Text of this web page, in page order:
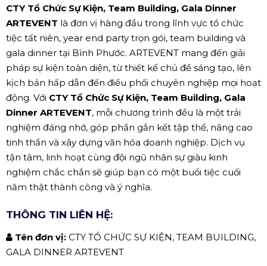
CTY Tổ Chức Sự Kiện, Team Building, Gala Dinner
ARTEVENT là đơn vị hàng đầu trong lĩnh vực tổ chức
tiệc tất niên, year end party trọn gói, team building và
gala dinner tại Bình Phước. ARTEVENT mang đến giải
pháp sự kiện toàn diện, từ thiết kế chủ đề sáng tạo, lên
kịch bản hấp dẫn đến điều phối chuyên nghiệp mọi hoạt
động. Với CTY Tổ Chức Sự Kiện, Team Building, Gala
Dinner ARTEVENT, mỗi chương trình đều là một trải
nghiệm đáng nhớ, góp phần gắn kết tập thể, nâng cao
tinh thần và xây dựng văn hóa doanh nghiệp. Dịch vụ
tận tâm, linh hoạt cùng đội ngũ nhân sự giàu kinh
nghiệm chắc chắn sẽ giúp bạn có một buổi tiệc cuối
năm thật thành công và ý nghĩa.
THÔNG TIN LIÊN HỆ:
Tên đơn vị: CTY TỔ CHỨC SỰ KIỆN, TEAM BUILDING,
GALA DINNER ARTEVENT